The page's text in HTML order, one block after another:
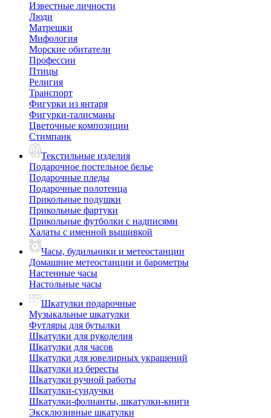
Известные личности
Люди
Матрешки
Мифология
Морские обитатели
Профессии
Птицы
Религия
Транспорт
Фигурки из янтаря
Фигурки-талисманы
Цветочные композиции
Стимпанк
Текстильные изделия
Подарочное постельное белье
Подарочные пледы
Подарочные полотенца
Прикольные подушки
Прикольные фартуки
Прикольные футболки с надписями
Халаты с именной вышивкой
Часы, будильники и метеостанции
Домашние метеостанции и барометры
Настенные часы
Настольные часы
Шкатулки подарочные
Музыкальные шкатулки
Футляры для бутылки
Шкатулки для рукоделия
Шкатулки для часов
Шкатулки для ювелирных украшений
Шкатулки из бересты
Шкатулки ручной работы
Шкатулки-сундучки
Шкатулки-фолианты, шкатулки-книги
Эксклюзивные шкатулки